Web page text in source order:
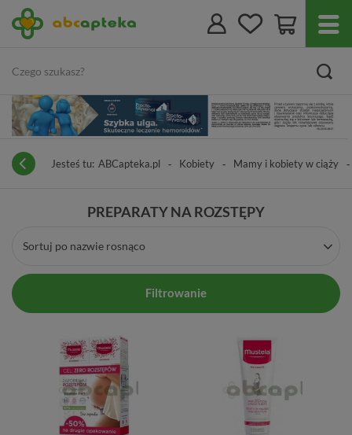
Jesteś tu: ABCapteka.pl Kobiety Mamy i kobiety w ciąży
PREPARATY NA ROZSTĘPY
Sortuj po nazwie rosnąco
Filtrowanie